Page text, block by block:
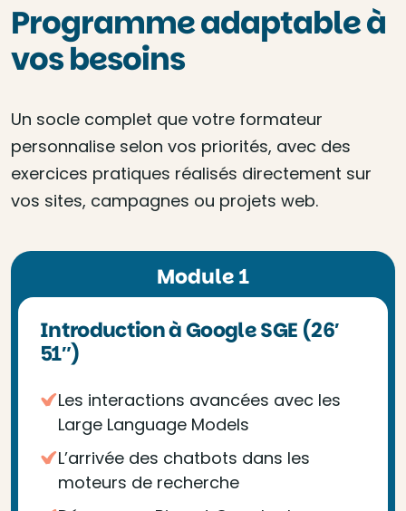
Programme adaptable à
vos besoins
Un socle complet que votre formateur
personnalise selon vos priorités, avec des
exercices pratiques réalisés directement sur
vos sites, campagnes ou projets web.
Module 1
Introduction à Google SGE (26′
51″)
Les interactions avancées avec les
Large Language Models
L’arrivée des chatbots dans les
moteurs de recherche